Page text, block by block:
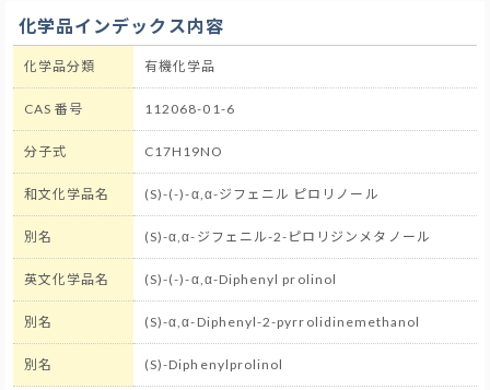
化学品インデックス内容
化学品分類 有機化学品
CAS 番号 112068-01-6
分子式 C17H19NO
和文化学品名 (S)-(-)-α,α-ジフェニル ピロリノール
別名 (S)-α,α-ジフェニル-2-ピロリジンメタノール
英文化学品名 (S)-(-)-α,α-Diphenyl prolinol
別名 (S)-α,α-Diphenyl-2-pyrrolidinemethanol
別名 (S)-Diphenylprolinol